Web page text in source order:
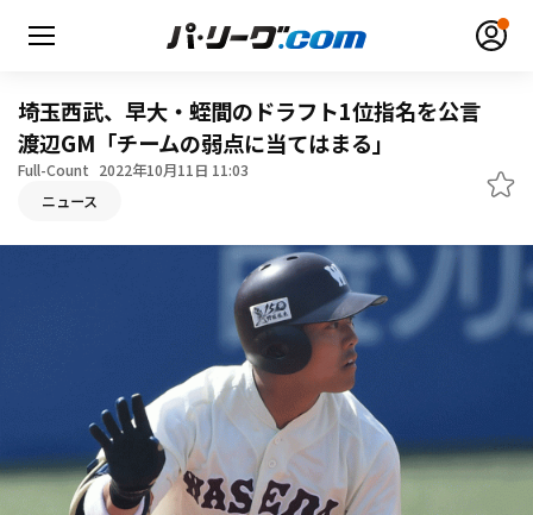
無料アカウント登録
日程・結果
順位表･成績
埼玉西武、早大・蛭間のドラフト1位指名を公言
渡辺GM「チームの弱点に当てはまる」
Full-Count 2022年10月11日 11:03
ニュース